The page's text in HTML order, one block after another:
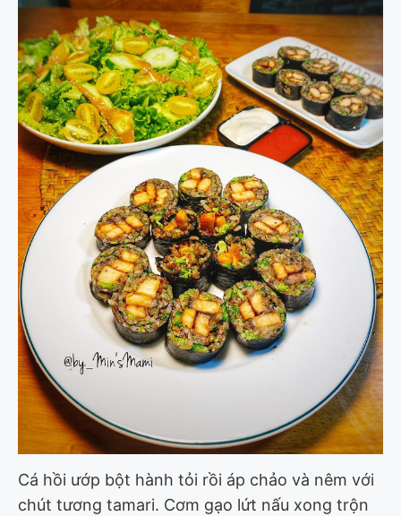
Cá hồi ướp bột hành tỏi rồi áp chảo và nêm với
chút tương tamari. Cơm gạo lứt nấu xong trộn